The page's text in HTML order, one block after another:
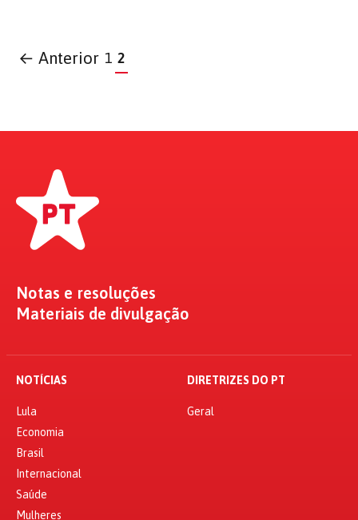
← Anterior 1 2
Notas e resoluções
Materiais de divulgação
NOTÍCIAS
Lula
Economia
Brasil
Internacional
Saúde
Mulheres
DIRETRIZES DO PT
Geral